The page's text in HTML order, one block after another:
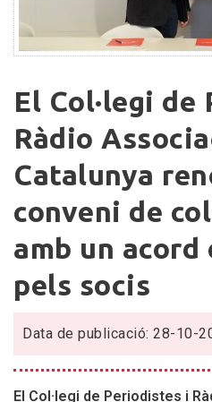
Col·legi
de
Periodistes
i
Associació
de
Catalunya
renoven
el
seu
de
El Col·legi
Ràdio
Catalunya
conveni de
amb un
pels socis
Data de publicació: 28-10-
El Col·legi de Periodistes i